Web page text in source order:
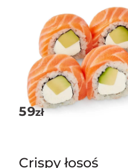
59zł
Crispy łosoś